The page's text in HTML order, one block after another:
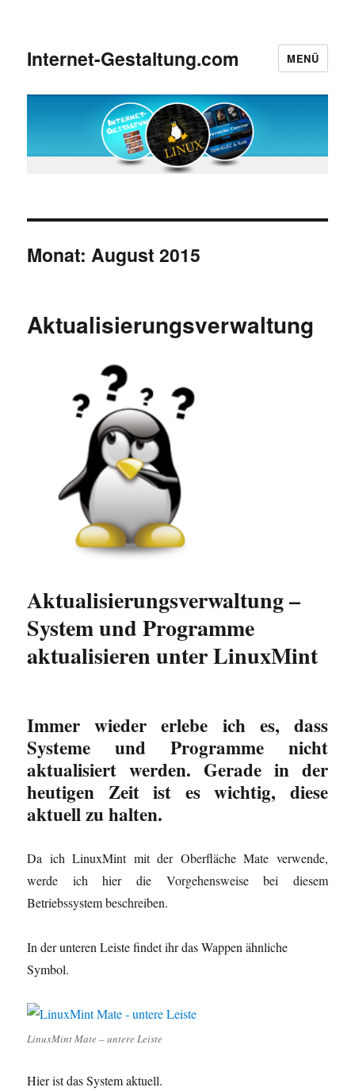
Internet-Gestaltung.com MENÜ
Monat:August 2015
Aktualisierungsverwaltung
Aktualisierungsverwaltung –
System und Programme
aktualisieren unter LinuxMint
Immer wieder erlebe ich es, dass
Systeme und Programme nicht
aktualisiert werden. Gerade in der
heutigen Zeit ist es wichtig, diese
aktuell zu halten.
Da ich LinuxMint mit der Oberfläche Mate verwende,
werde ich hier die Vorgehensweise bei diesem
Betriebssystem beschreiben.
In der unteren Leiste findet ihr das Wappen ähnliche
Symbol.
LinuxMint Mate – untere Leiste
Hier ist das System aktuell.